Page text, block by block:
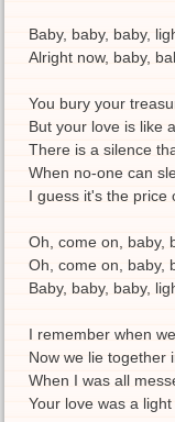
Baby, baby, baby,
Alright now, baby,
You bury your
But your love is like
There is a silence
When no-one can
I guess it's the price
Oh, come on, baby,
Oh, come on, baby,
Baby, baby, baby,
I remember when
Now we lie together
When I was all
Your love was a